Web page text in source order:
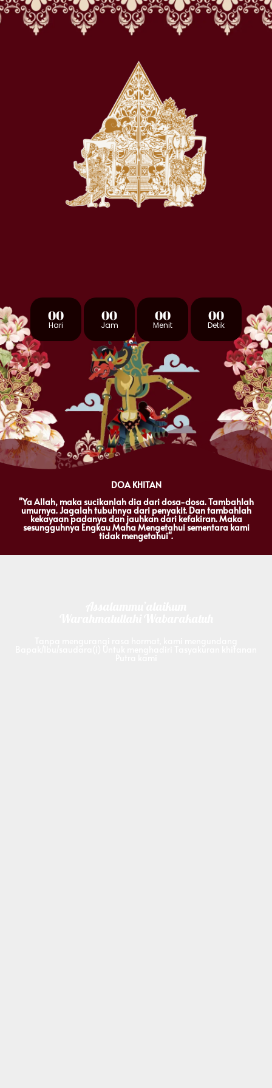
00
Hari
00
Jam
00
Menit
00
Detik
DOA KHITAN
"Ya Allah, maka sucikanlah dia dari dosa-dosa. Tambahlah
umurnya. Jagalah tubuhnya dari penyakit. Dan tambahlah
kekayaan padanya dan jauhkan dari kefakiran. Maka
sesungguhnya Engkau Maha Mengetahui sementara kami
tidak mengetahui".